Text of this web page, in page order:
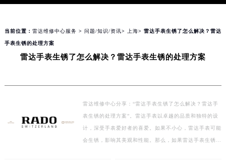
2026年8月雷达售后服务中心最新网点地址：
北京市东城区东长安街1号东方广场写字楼W3座6层602室（需提前预约）
上海市徐汇区虹桥路3号港汇中心写字楼2座37层3705室（需提前预约）
常州市新北区龙锦路1590号现代传媒中心写字楼5号楼10层1008室（需提前预约）
徐州市鼓楼区淮海东路29号苏宁广场IFC国际金融中心写字楼35层3508室（需提前预约）
扬州市邗江区国展路29号星耀天地写字楼1号楼18层1803室（需提前预约）
当前位置： 雷达维修中心服务 > 问题/知识/资讯> 上海> 雷达手表生锈了怎么解决？雷达
手表生锈的处理方案
雷达手表生锈了怎么解决？雷达手表生锈的处理方案
雷达维修中心分享：“雷达手表生锈了怎么解决？雷达手
表生锈的处理方案”。雷达手表以卓越的品质和独特的设
计，深受手表爱好者的喜爱。如果不小心，雷达手表可能
会生锈，影响其美观和性能。那么，如果雷达手表生锈…